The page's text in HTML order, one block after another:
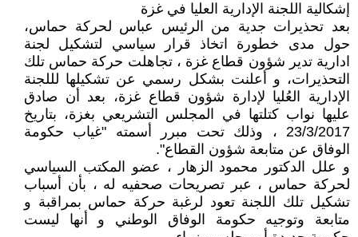
إشكالية اللجنة الإدارية العليا في غزة
بعد تحذيرات جدية من الرئيس عباس لحركة حماس،
حول مدى خطورة اتخاذ قرار سياسي لتشكيل لجنة
ادارية تدير شؤون قطاع غزة ، تجاهلت حركة حماس تلك
التحذيرات، و أعلنت بشكل رسمي عن تشكيلها لللجنة
الإدارية العُليا لإدارة شؤون قطاع غزة، بعد أن صادق
عليها نواب كتلتها في المجلس التشريعي بغزة، بتاريخ
23/3/2017 ، وذلك تحت مبرر أسمته "غياب حكومة
الوفاق عن متابعة شؤون القطاع".
و علل الدكتور محمود الزهار ، عضو المكتب السياسي
لحركة حماس ، عبر تصريحات صحفيه له ، بأن أسباب
تشكيل تلك اللجنة تعود لرغبة حركة حماس بمراقبة و
متابعة وتوجيه حكومة الوفاق الوطني و أنها ليست